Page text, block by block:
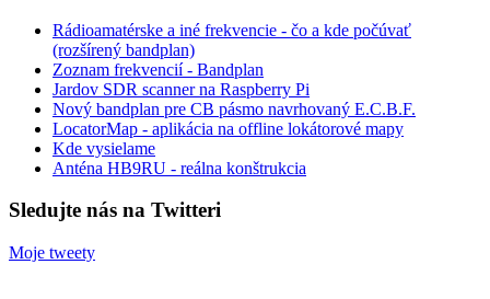
Rádioamatérske a iné frekvencie - čo a kde počúvať
(rozšírený bandplan)
Zoznam frekvencií - Bandplan
Jardov SDR scanner na Raspberry Pi
Nový bandplan pre CB pásmo navrhovaný E.C.B.F.
LocatorMap - aplikácia na offline lokátorové mapy
Kde vysielame
Anténa HB9RU - reálna konštrukcia
Sledujte nás na Twitteri
Moje tweety